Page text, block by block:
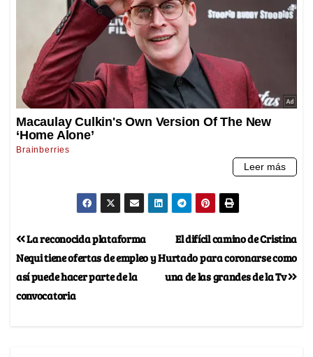
El difícil camino de Cristina
Hurtado para coronarse como
una de las grandes de la Tv
La reconocida plataforma
Nequi tiene ofertas de empleo y
así puede hacer parte de la
convocatoria